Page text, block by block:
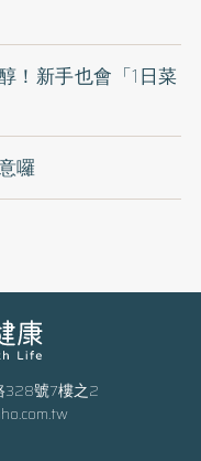
！新手也會「1日菜
囉
328號7樓之2